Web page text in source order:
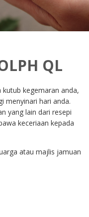
QL
kutub kegemaran anda,
menyinari hari anda.
yang lain dari resepi
keceriaan kepada
atau majlis jamuan